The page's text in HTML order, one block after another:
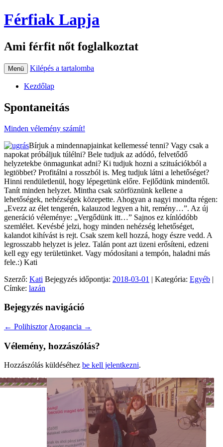
Férfiak Lapja
Ami férfit nőt foglalkoztat
Menü Kilépés a tartalomba
Kezdőlap
Spontaneitás
Minden vélemény számít!
Bírjuk a mindennapjainkat kellemessé tenni? Vagy csak a
napokat próbáljuk túlélni? Bele tudjuk az adódó, felvetődő
helyzetekbe önmagunkat adni? Ki tudjuk hozni a szituációkból a
legtöbbet? Profitálni a rosszból is. Meg tudjuk látni a lehetőséget?
Hinni rendületlenül, hogy lépegetünk előre. Fejlődünk mindentől.
Tanít minden helyzet. Mintha csak szörföznünk kellene a
lehetőségek, nehézségek közepette. Ahogyan a nagyi mondta régen:
„Evezz az élet tengerén, kalauzod legyen a hit, remény…”. Az új
generáció véleménye: „Vergődünk itt…” Sajnos ez kínlódóbb
szemlélet. Kevésbé jelzi, hogy minden nehézség lehetőséget,
kalandot kihívást is rejt. Csak szem kell hozzá, hogy észre vedd. A
legrosszabb helyzet is jelez. Talán pont azt üzeni erősíteni, edzeni
kell egy egy területünket. Vagy módosítani a tempón, haladni más
fele.:) Kati
Szerző: Kati Bejegyzés időpontja: 2018-03-01 | Kategória: Egyéb |
Címke: lazán
Bejegyzés navigáció
← Polihisztor Arogancia →
Vélemény, hozzászólás?
Hozzászólás küldéséhez be kell jelentkezni.
Férfiszellem
Mai
család
HobbiMunka
Sport
-
Mozgás
Színes
nagyvilág
Lélek
és
hit
Női
lét